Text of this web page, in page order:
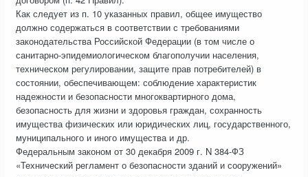
Как следует из п. 10 указанных правил, общее имущество
должно содержаться в соответствии с требованиями
законодательства Российской Федерации (в том числе о
санитарно-эпидемиологическом благополучии населения,
техническом регулировании, защите прав потребителей) в
состоянии, обеспечивающем: соблюдение характеристик
надежности и безопасности многоквартирного дома,
безопасность для жизни и здоровья граждан, сохранность
имущества физических или юридических лиц, государственного,
муниципального и иного имущества и др.
Федеральным законом от 30 декабря 2009 г. N 384-ФЗ
«Технический регламент о безопасности зданий и сооружений»